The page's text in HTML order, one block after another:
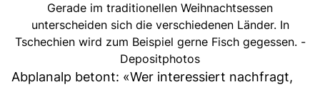
Gerade im traditionellen Weihnachtsessen
unterscheiden sich die verschiedenen Länder. In
Tschechien wird zum Beispiel gerne Fisch gegessen. -
Depositphotos
Abplanalp betont: «Wer interessiert nachfragt,